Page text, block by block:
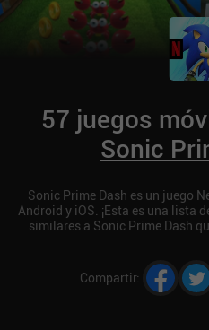
57 juegos
Sonic
Sonic Prime Dash es un juego
Android y iOS. ¡Esta es una lista
similares a Sonic Prime Dash
Compartir: